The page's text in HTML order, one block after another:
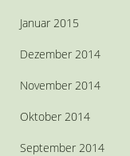
Januar 2015
Dezember 2014
November 2014
Oktober 2014
September 2014